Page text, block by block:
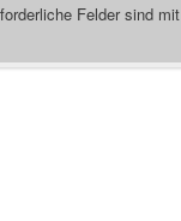
Felder sind mit